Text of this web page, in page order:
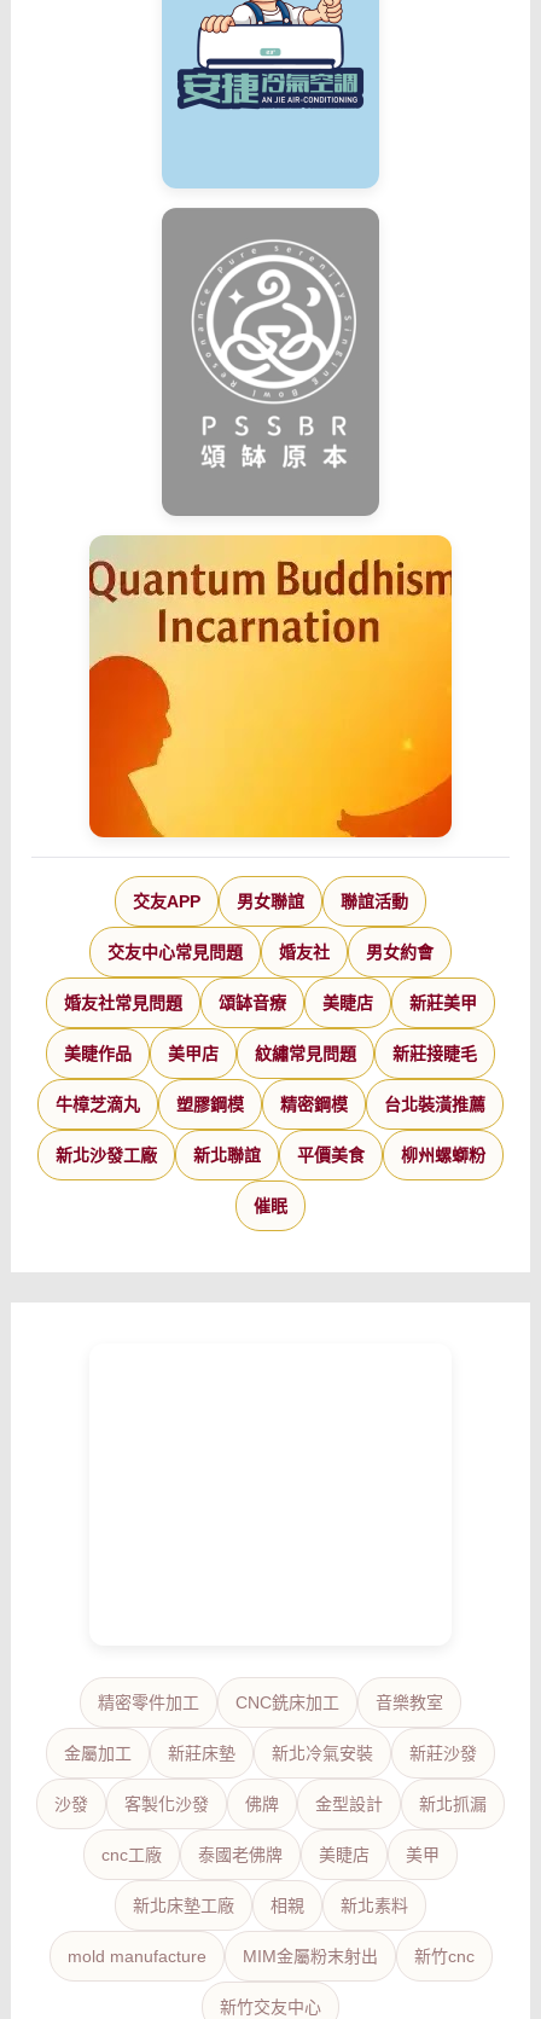
交友APP 男女聯誼 聯誼活動
交友中心常見問題 婚友社 男女約會
婚友社常見問題 頌缽音療 美睫店 新莊美甲
美睫作品 美甲店 紋繡常見問題 新莊接睫毛
牛樟芝滴丸 塑膠鋼模 精密鋼模 台北裝潢推薦
新北沙發工廠 新北聯誼 平價美食 柳州螺螄粉
催眠
精密零件加工 CNC銑床加工 音樂教室
金屬加工 新莊床墊 新北冷氣安裝 新莊沙發
沙發 客製化沙發 佛牌 金型設計 新北抓漏
cnc工廠 泰國老佛牌 美睫店 美甲
新北床墊工廠 相親 新北素料
mold manufacture MIM金屬粉末射出 新竹cnc
新竹交友中心